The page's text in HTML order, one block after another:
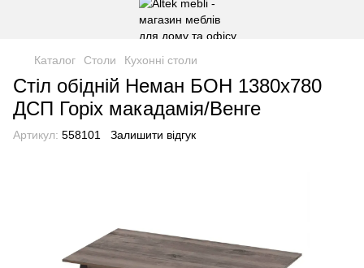
Каталог Столи Кухонні столи
Стіл обідній Неман БОН 1380х780
ДСП Горіх макадамія/Венге
Артикул: 558101 Залишити відгук